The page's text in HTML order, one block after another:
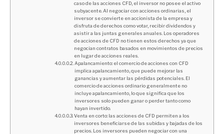
caso de las acciones CFD, el inversor no posee el activo
subyacente. Al negociar con acciones ordinarias, el
inversor se convierte en accionista de la empresa y
disfruta de derechos como votar, recibir dividendos y
asistir a las juntas generales anuales. Los operadores
de acciones de CFD no tienen estos derechos ya que
negocian contratos basados en movimientos de precios
en lugar de acciones reales.
Apalancamiento: el comercio de acciones con CFD
implica apalancamiento, que puede mejorar las
ganancias y aumentar las pérdidas potenciales. El
comercio de acciones ordinario generalmente no
incluye apalancamiento, lo que significa que los
inversores solo pueden ganar o perder tanto como
hayan invertido.
Venta en corto: las acciones de CFD permiten a los
inversores beneficiarse de las subidas y bajadas de los
precios. Los inversores pueden negociar con una